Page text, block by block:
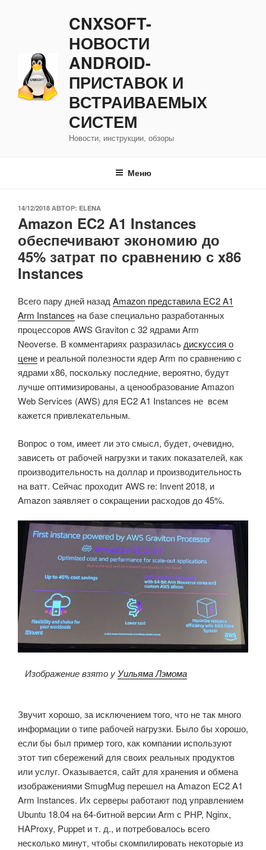
CNXSOFT-
НОВОСТИ
ANDROID-
ПРИСТАВОК И
ВСТРАИВАЕМЫХ
СИСТЕМ
Новости, инструкции, обзоры
Меню
ОПУБЛИКОВАНО
14/12/2018 АВТОР: ELENA
Amazon EC2 A1 Instances
обеспечивают экономию до
45% затрат по сравнению с x86
Instances
Всего пару дней назадAmazon представила EC2 A1
Arm Instances на базе специально разработанных
процессоров AWS Graviton с 32 ядрами Arm
Neoverse. В комментариях разразиласьдискуссия о
цене и реальной полезности ядер Arm по сравнению с
ядрами x86, поскольку последние, вероятно, будут
лучше оптимизированы, а ценообразование Amazon
Web Services (AWS) для EC2 A1 Instances не всем
кажется привлекательным.
Вопрос о том, имеет ли это смысл, будет, очевидно,
зависеть от рабочей нагрузки и таких показателей, как
производительность на доллар и производительность
на ватт. Сейчас проходитAWS re: Invent 2018, и
Amazon заявляет о сокращении расходов до 45%.
Изображение взято уУильяма Лэмома
Звучит хорошо, за исключением того, что не так много
информации о типе рабочей нагрузки. Было бы хорошо,
если бы был пример того, как компании используют
этот тип сбережений для своих реальных продуктов
или услуг. Оказывается, сайт для хранения и обмена
изображениями SmugMug перешел на Amazon EC2 A1
Arm Instances. Их серверы работают под управлением
Ubuntu 18.04 на 64-битной версии Arm с PHP, Nginx,
HAProxy, Puppet и т. д., и потребовалось всего
несколько минут, чтобы скомпилировать некоторые из